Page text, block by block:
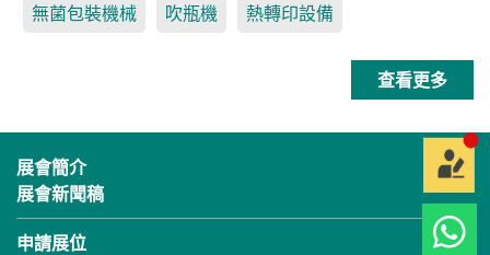
無菌包裝機械 吹瓶機 熱轉印設備
查看更多
展會簡介
展會新聞稿
申請展位